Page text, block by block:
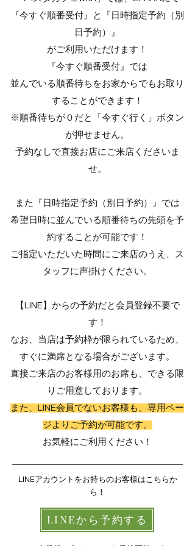
『今すぐ順番受付』と『日時指定予約（別
日予約）』
がご利用いただけます！
『今すぐ順番受付』では
並んでいる順番待ちをお家からでもお取り
することができます！
※順番待ちが０だと「今すぐ行く」 ボタン
が押せません。
予約なしで直接お店にご来店くださいま
せ。
また『日時指定予約（別日予約）』では
希望日時に並んでいる順番待ちの先頭を予
約することが可能です！
ご指定いただいた時間にご来店のうえ、ス
タッフに声掛けください。
【LINE】からの予約だと会員登録不要で
す！
なお、当店は予約枠が限られているため、
すぐに満席となる場合がございます。
直接ご来店のお客様用のお席も、できる限
りご用意しております。
また、LINE会員でないお客様も、専用ペー
ジよりご予約が可能です。
お気軽にご利用ください！
LINEアカウントをお持ちのお客様はこちらか
ら！
LINEから予約する